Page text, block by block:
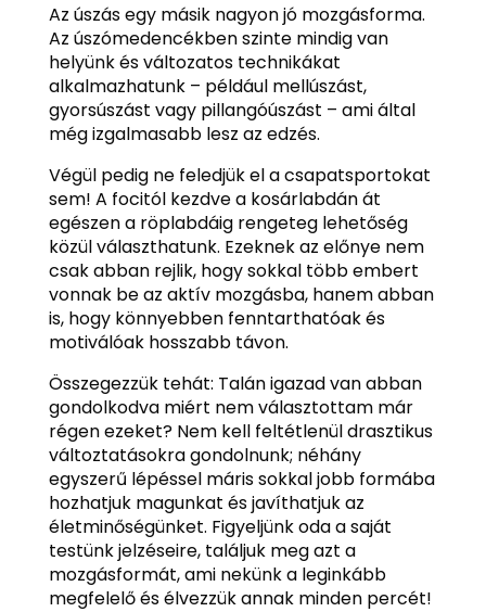
Az úszás egy másik nagyon jó mozgásforma.
Az úszómedencékben szinte mindig van
helyünk és változatos technikákat
alkalmazhatunk – például mellúszást,
gyorsúszást vagy pillangóúszást – ami által
még izgalmasabb lesz az edzés.
Végül pedig ne feledjük el a csapatsportokat
sem! A focitól kezdve a kosárlabdán át
egészen a röplabdáig rengeteg lehetőség
közül választhatunk. Ezeknek az előnye nem
csak abban rejlik, hogy sokkal több embert
vonnak be az aktív mozgásba, hanem abban
is, hogy könnyebben fenntarthatóak és
motiválóak hosszabb távon.
Összegezzük tehát: Talán igazad van abban
gondolkodva miért nem választottam már
régen ezeket? Nem kell feltétlenül drasztikus
változtatásokra gondolnunk; néhány
egyszerű lépéssel máris sokkal jobb formába
hozhatjuk magunkat és javíthatjuk az
életminőségünket. Figyeljünk oda a saját
testünk jelzéseire, találjuk meg azt a
mozgásformát, ami nekünk a leginkább
megfelelő és élvezzük annak minden percét!